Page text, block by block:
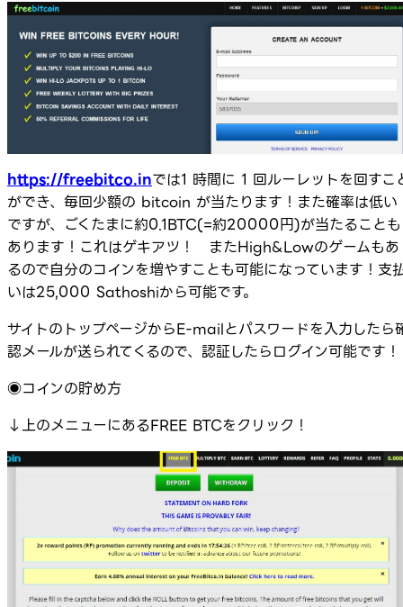
https://freebitco.inでは1 時間に 1 回ルーレットを回すこ
ができ、毎回少額の bitcoin が当たります！また確率は低い
ですが、ごくたまに約0.1BTC(=約20000円)が当たることも
あります！これはゲキアツ！ またHigh&Lowのゲームもあ
るので自分のコインを増やすことも可能になっています！支
いは25,000 Sathoshiから可能です。
サイトのトップページからE-mailとパスワードを入力したら
認メールが送られてくるので、認証したらログイン可能です！
◉コインの貯め方
↓上のメニューにあるFREE BTCをクリック！